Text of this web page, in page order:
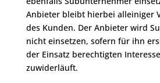
Anbieter bleibt hierbei alleiniger
des Kunden. Der Anbieter wird
nicht einsetzen, sofern für ihn
der Einsatz berechtigten
zuwiderläuft.